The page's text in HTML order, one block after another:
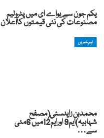
یکم جون سے یواے ای میں پٹرولیم
مصنوعات کی نئی قیمتوں کااعلان
اہم خبریں
محمدبن زایدسٹی(مصفح
شہابیہ)ایم9 اورایم12میں 6مئی
سے…